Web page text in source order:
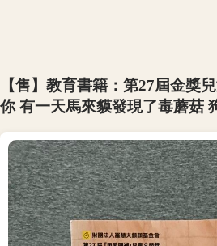
【售】教育書籍：第27屆金獎
你 有一天馬來貘發現了毒蘑菇